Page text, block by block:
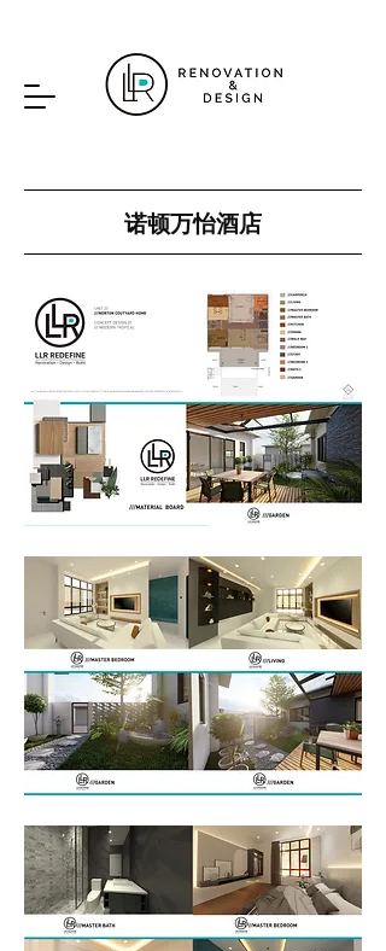
诺顿万怡酒店